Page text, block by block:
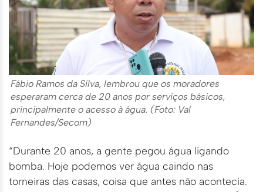
Fábio Ramos da Silva, lembrou que os moradores
esperaram cerca de 20 anos por serviços básicos,
principalmente o acesso à água. (Foto: Val
Fernandes/Secom)
“Durante 20 anos, a gente pegou água ligando
bomba. Hoje podemos ver água caindo nas
torneiras das casas, coisa que antes não acontecia.